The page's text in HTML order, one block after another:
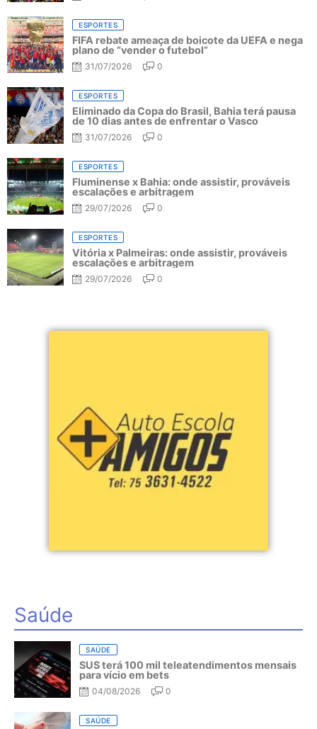
ESPORTES
FIFA rebate ameaça de boicote da UEFA e nega
plano de “vender o futebol”
31/07/2026 0
ESPORTES
Eliminado da Copa do Brasil, Bahia terá pausa
de 10 dias antes de enfrentar o Vasco
31/07/2026 0
ESPORTES
Fluminense x Bahia: onde assistir, prováveis
escalações e arbitragem
29/07/2026 0
ESPORTES
Vitória x Palmeiras: onde assistir, prováveis
escalações e arbitragem
29/07/2026 0
Saúde
SAÚDE
SUS terá 100 mil teleatendimentos mensais
para vício em bets
04/08/2026 0
SAÚDE